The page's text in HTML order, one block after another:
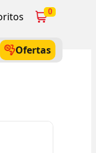
0
Ofertas